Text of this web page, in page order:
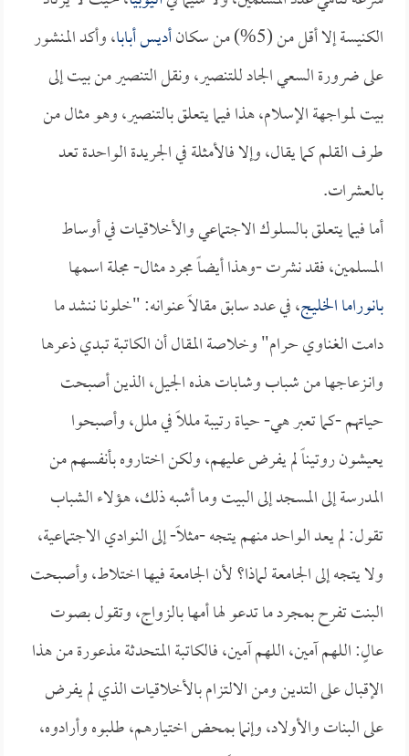
الكنيسة إلا أقل من (5%) من سكان
أديس أبابا، وأكد المنشور
على ضرورة السعي الجاد للتنصير، ونقل التنصير من بيت إلى
بيت لمواجهة الإسلام، هذا فيما يتعلق بالتنصير، وهو مثال من
طرف القلم كما يقال، وإلا فالأمثلة في الجريدة الواحدة تعد
بالعشرات.
أما فيما يتعلق بالسلوك الاجتماعي والأخلاقيات في أوساط
المسلمين، فقد نشرت -وهذا أيضاً مجرد مثال- مجلة اسمها
بانوراما الخليج، في عدد سابق مقالاً عنوانه: "خلونا ننشد ما
دامت الغناوي حرام" وخلاصة المقال أن الكاتبة تبدي ذعرها
وانـزعاجها من شباب وشابات هذه الجيل، الذين أصبحت
حياتهم -كما تعبر هي- حياة رتيبة مللاً في ملل، وأصبحوا
يعيشون روتيناً لم يفرض عليهم، ولكن اختاروه بأنفسهم من
المدرسة إلى المسجد إلى البيت وما أشبه ذلك، هؤلاء الشباب
تقول: لم يعد الواحد منهم يتجه -مثلاً- إلى النوادي الاجتماعية،
ولا يتجه إلى الجامعة لماذا؟ لأن الجامعة فيها اختلاط، وأصبحت
البنت تفرح بمجرد ما تدعو لها أمها بالزواج، وتقول بصوت
عالٍ: اللهم آمين، اللهم آمين، فالكاتبة المتحدثة مذعورة من هذا
الإقبال على التدين ومن الالتزام بالأخلاقيات الذي لم يفرض
على البنات والأولاد، وإنما بمحض اختيارهم، طلبوه وأرادوه،